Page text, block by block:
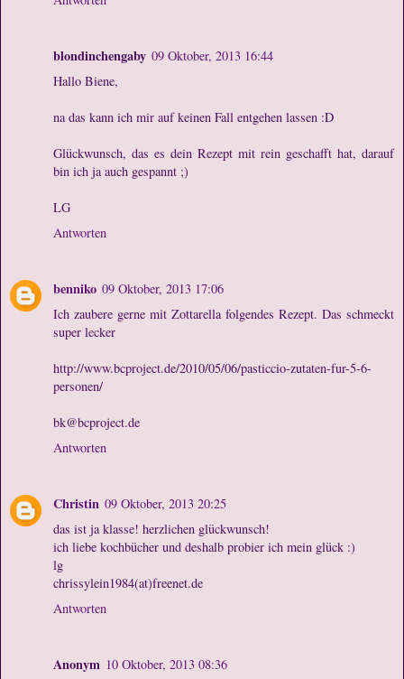
blondinchengaby 09 Oktober, 2013 16:44
Hallo Biene,
na das kann ich mir auf keinen Fall entgehen lassen :D
Glückwunsch, das es dein Rezept mit rein geschafft hat, darauf
bin ich ja auch gespannt ;)
LG
Antworten
benniko 09 Oktober, 2013 17:06
Ich zaubere gerne mit Zottarella folgendes Rezept. Das schmeckt
super lecker
http://www.bcproject.de/2010/05/06/pasticcio-zutaten-fur-5-6-
personen/
bk@bcproject.de
Antworten
Christin 09 Oktober, 2013 20:25
das ist ja klasse! herzlichen glückwunsch!
ich liebe kochbücher und deshalb probier ich mein glück :)
lg
chrissylein1984(at)freenet.de
Antworten
Anonym 10 Oktober, 2013 08:36